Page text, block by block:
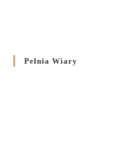
Pełnia Wiary